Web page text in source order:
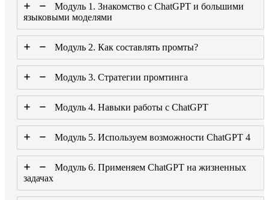
Модуль 1. Знакомство с ChatGPT и большими
языковыми моделями
Модуль 2. Как составлять промты?
Модуль 3. Стратегии промтинга
Модуль 4. Навыки работы с ChatGPT
Модуль 5. Используем возможности ChatGPT 4
Модуль 6. Применяем ChatGPT на жизненных
задачах